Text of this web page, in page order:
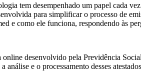
tem desempenhado um papel cada
para simplificar o processo de
e como ele funciona, respondendo às
desenvolvido pela Previdência
análise e o processamento desses